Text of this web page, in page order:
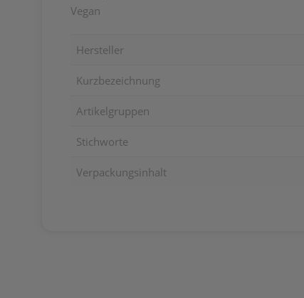
Vegan
Hersteller
Kurzbezeichnung
Artikelgruppen
Stichworte
Verpackungsinhalt